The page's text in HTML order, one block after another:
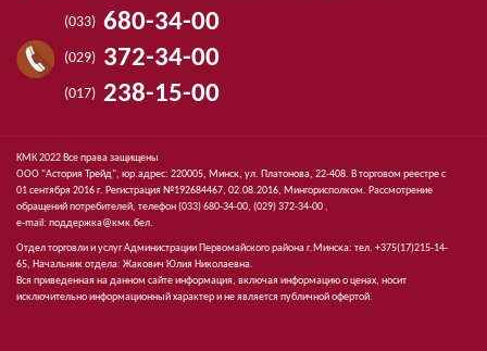
(033) 680-34-00
(029) 372-34-00
(017) 238-15-00
КМК 2022 Все права защищены
ООО "Астория Трейд", юр.адрес: 220005, Минск, ул. Платонова, 22-408. В торговом реестре с
01 сентября 2016 г. Регистрация №192684467, 02.08.2016, Мингорисполком. Рассмотрение
обращений потребителей, телефон(033)680-34-00, (029)372-34-00 ,
e-mail: поддержка@кмк.бел.
Отдел торговли и услуг Администрации Первомайского района г.Минска: тел. +375(17)215-14-
65, Начальник отдела: Жакович Юлия Николаевна.
Вся приведенная на данном сайте информация, включая информацию о ценах, носит
исключительно информационный характер и не является публичной офертой.